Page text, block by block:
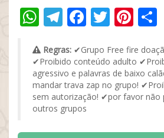
WhatsApp
Telegram
Facebook
Twitter
Regras: ✔Grupo Free fire
✔Proibido conteúdo adulto
agressivo e palavras de baixo
mandar trava zap no grupo!
sem autorização! ✔por favor não
outros grupos